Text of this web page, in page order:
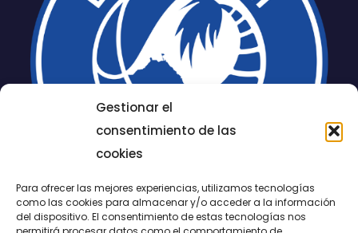
Gestionar el
consentimiento de las
cookies
Para ofrecer las mejores experiencias, utilizamos tecnologías
como las cookies para almacenar y/o acceder a la información
del dispositivo. El consentimiento de estas tecnologías nos